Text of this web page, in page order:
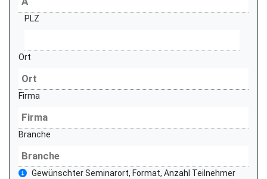
PLZ
Ort
Firma
Branche
Gewünschter Seminarort, Format, Anzahl Teilnehmer